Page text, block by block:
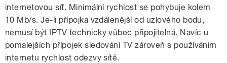
internetovou síť. Minimální rychlost se pohybuje kolem
10 Mb/s. Je-li přípojka vzdálenější od uzlového bodu,
nemusí být IPTV technicky vůbec připojitelná. Navíc u
pomalejších přípojek sledování TV zároveň s používáním
internetu rychlost odezvy sítě.